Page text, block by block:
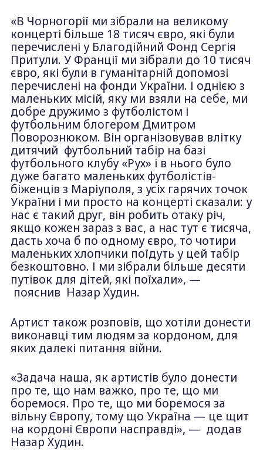
«В Чорногорії ми зібрали на великому
концерті більше 18 тисяч євро, які були
перечислені у Благодійний Фонд Сергія
Притули. У Франції ми зібрали до 10 тисяч
євро, які були в гуманітарній допомозі
перечислені на фонди України. І однією з
маленьких місій, яку ми взяли на себе, ми
добре дружимо з футболістом і
футбольним блогером Дмитром
Поворознюком. Він організовував влітку
дитячий футбольний табір на базі
футбольного клубу «Рух» і в нього було
дуже багато маленьких футболістів-
біженців з Маріуполя, з усіх гарячих точок
України і ми просто на концерті сказали: у
нас є такий друг, він робить отаку річ,
якщо кожен зараз з вас, а нас тут є тисяча,
дасть хоча б по одному євро, то чотири
маленьких хлопчики поїдуть у цей табір
безкоштовно. І ми зібрали більше десяти
путівок для дітей, які поїхали», —
пояснив Назар Худин.
Артист також розповів, що хотіли донести
виконавці тим людям за кордоном, для
яких далекі питання війни.
«Задача наша, як артистів було донести
про те, що нам важко, про те, що ми
боремося. Про те, що ми боремося за
вільну Європу, тому що Україна — це щит
на кордоні Європи насправді», — додав
Назар Худин.